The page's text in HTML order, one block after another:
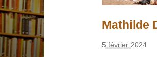
Mathilde
5 février 2024